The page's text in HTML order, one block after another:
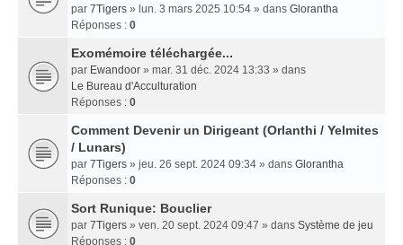
par 7Tigers » lun. 3 mars 2025 10:54 » dans Glorantha
Réponses : 0
Exomémoire téléchargée...
par Ewandoor » mar. 31 déc. 2024 13:33 » dans
Le Bureau d'Acculturation
Réponses : 0
Comment Devenir un Dirigeant (Orlanthi / Yelmites
/ Lunars)
par 7Tigers » jeu. 26 sept. 2024 09:34 » dans Glorantha
Réponses : 0
Sort Runique: Bouclier
par 7Tigers » ven. 20 sept. 2024 09:47 » dans Système de jeu
Réponses : 0